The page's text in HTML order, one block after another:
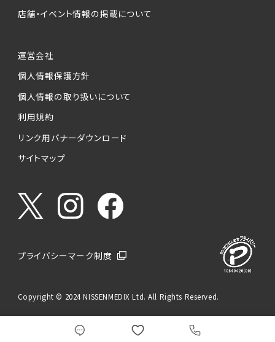
店舗・イベント情報の掲載について
運営会社
個人情報保護方針
個人情報の取り扱いについて
利用規約
リンク用バナーダウンロード
サイトマップ
プライバシーマーク制度
Copyright © 2024 NISSENMEDIX Ltd. All Rights Reserved.